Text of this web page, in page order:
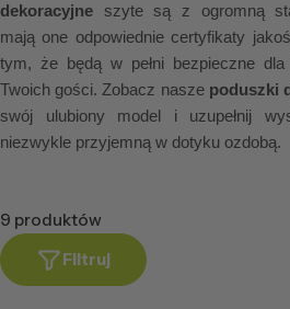
dekoracyjne szyte są z ogromną
mają one odpowiednie certyfikaty
tym, że będą w pełni bezpieczne
Twoich gości. Zobacz nasze poduszki
swój ulubiony model i uzupełnij
niezwykle przyjemną w dotyku ozdobą.
9 produktów
Filtruj